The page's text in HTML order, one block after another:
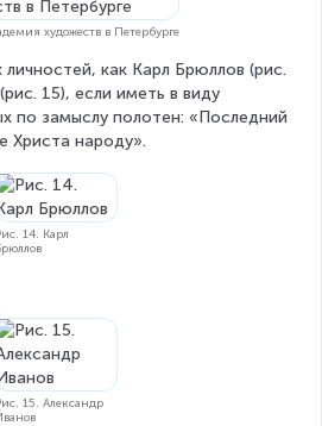
художеств в Петербурге
как Карл Брюллов (рис.
15), если иметь в виду
по замыслу полотен: «Последний
Христа народу».
14. Карл
15. Александр